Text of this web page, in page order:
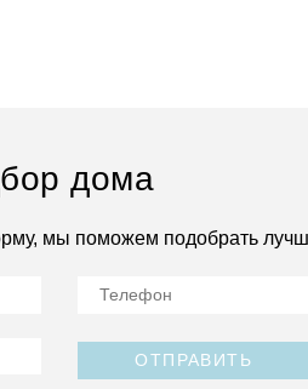
дома
мы поможем подобрать
ОТПРАВИТЬ